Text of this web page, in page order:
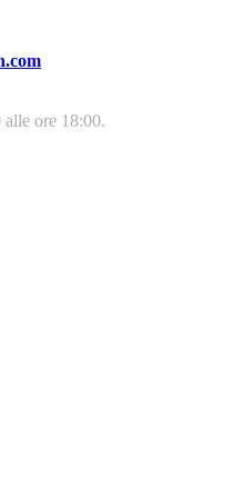
ore 18:00.